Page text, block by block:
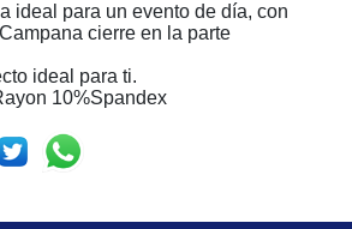
ideal para un evento de día, con
cierre en la parte
ideal para ti.
10%Spandex